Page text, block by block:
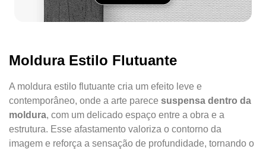
Moldura Estilo Flutuante
A moldura estilo flutuante cria um efeito leve e
contemporâneo, onde a arte parece suspensa dentro da
moldura, com um delicado espaço entre a obra e a
estrutura. Esse afastamento valoriza o contorno da
imagem e reforça a sensação de profundidade, tornando o